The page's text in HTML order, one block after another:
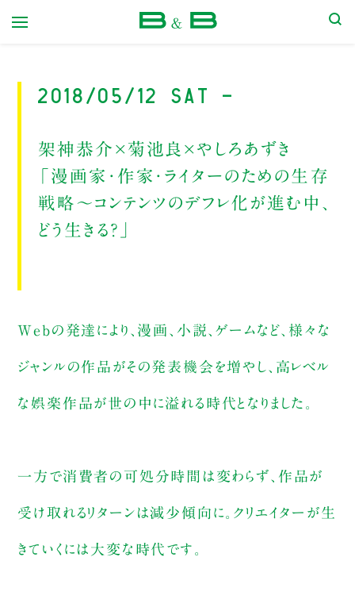
2018/05/12 Sat -
架神恭介×菊池良×やしろあずき
「漫画家・作家・ライターのための生存
戦略〜コンテンツのデフレ化が進む中、
どう生きる？」
Webの発達により、漫画、小説、ゲームなど、様々な
ジャンルの作品がその発表機会を増やし、高レベル
な娯楽作品が世の中に溢れる時代となりました。
一方で消費者の可処分時間は変わらず、作品が
受け取れるリターンは減少傾向に。クリエイターが生
きていくには大変な時代です。